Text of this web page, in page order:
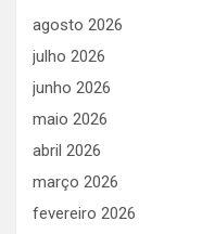
agosto 2026
julho 2026
junho 2026
maio 2026
abril 2026
março 2026
fevereiro 2026